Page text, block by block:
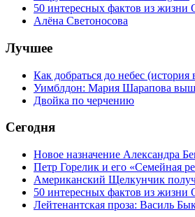
50 интересных фактов из жизни
Алёна Светоносова
Лучшее
Как добраться до небес
Уимблдон: Мария Шарапова
Двойка по черчению
Сегодня
Новое назначение Александра
Петр Горелик и его «Семейная
Американский Щелкунчик
50 интересных фактов из жизни
Лейтенантская проза: Василь